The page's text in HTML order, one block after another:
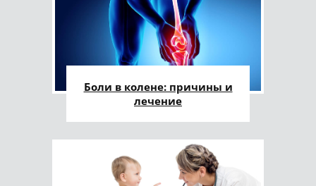
Боли в колене: причины и
лечение